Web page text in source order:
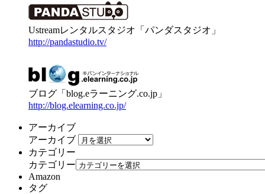
Ustreamレンタルスタジオ「パンダスタジオ」
http://pandastudio.tv/
ブログ「blog.eラーニング.co.jp」
http://blog.elearning.co.jp/
アーカイブ
アーカイブ
カテゴリー
カテゴリー
Amazon
タグ